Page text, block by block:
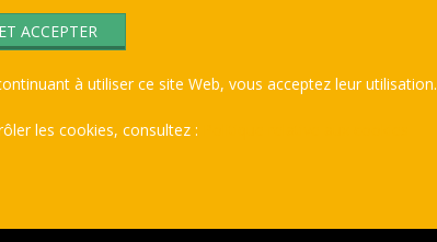
à utiliser ce site Web, vous acceptez leur utilisation.
les cookies, consultez :